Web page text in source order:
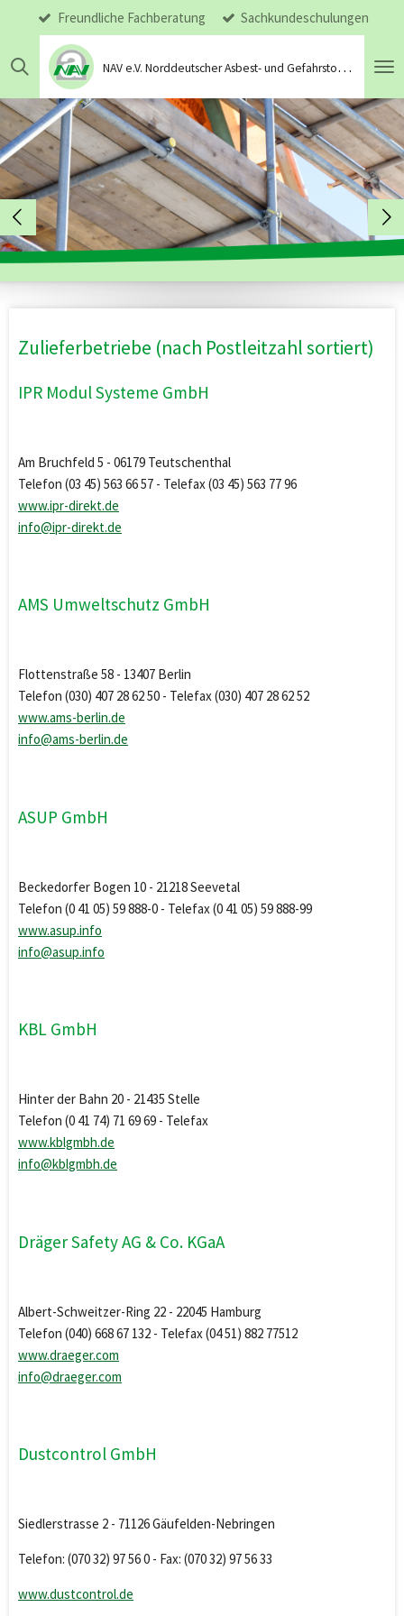
Hauptinhalt
springen
N
AV e.V. Norddeutscher Asbest- und Gefahrstoffsanierungsverband
Freundliche Fachberatung Sachkundeschulungen
Zulieferbetriebe (nach Postleitzahl sortiert)
IPR Modul Systeme GmbH
Am Bruchfeld 5 - 06179 Teutschenthal
Telefon (03 45) 563 66 57 - Telefax (03 45) 563 77 96
www.ipr-direkt.de
info@ipr-direkt.de
AMS Umweltschutz GmbH
Flottenstraße 58 - 13407 Berlin
Telefon (030) 407 28 62 50 - Telefax (030) 407 28 62 52
www.ams-berlin.de
info@ams-berlin.de
ASUP GmbH
Beckedorfer Bogen 10 - 21218 Seevetal
Telefon (0 41 05) 59 888-0 - Telefax (0 41 05) 59 888-99
www.asup.info
info@asup.info
KBL GmbH
Hinter der Bahn 20 - 21435 Stelle
Telefon (0 41 74) 71 69 69 - Telefax
www.kblgmbh.de
info@kblgmbh.de
Dräger Safety AG & Co. KGaA
Albert-Schweitzer-Ring 22 - 22045 Hamburg
Telefon (040) 668 67 132 - Telefax (04 51) 882 77512
www.draeger.com
info@draeger.com
Dustcontrol GmbH
Siedlerstrasse 2 - 71126 Gäufelden-Nebringen
Telefon: (070 32) 97 56 0 - Fax: (070 32) 97 56 33
www.dustcontrol.de